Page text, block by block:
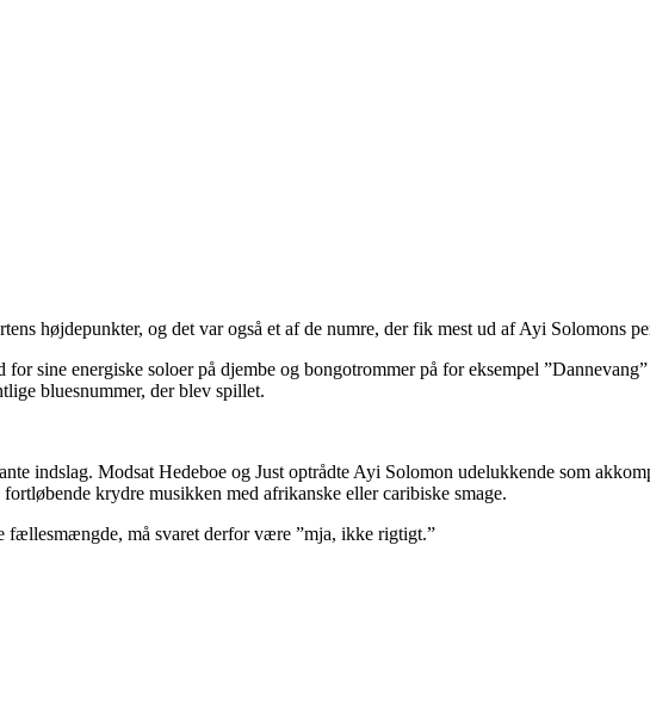
højdepunkter, og det var også et af de numre, der fik mest ud af Ayi Solomons
sine energiske soloer på djembe og bongotrommer på for eksempel
bluesnummer, der blev spillet.
indslag. Modsat Hedeboe og Just optrådte Ayi Solomon udelukkende som
krydre musikken med afrikanske eller caribiske smage.
fællesmængde, må svaret derfor være ”mja, ikke rigtigt.”